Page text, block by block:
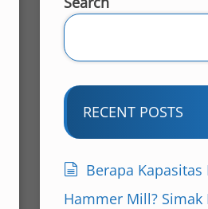
RECENT POSTS
Berapa Kapasitas
Hammer Mill? Simak